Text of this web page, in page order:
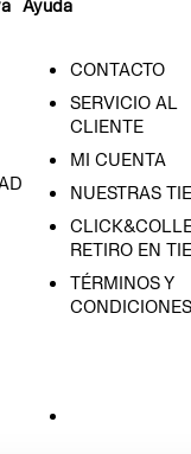
Ayuda
CONTACTO
SERVICIO AL
CLIENTE
MI CUENTA
NUESTRAS
RETIRO EN
TÉRMINOS Y
CONDICIONES